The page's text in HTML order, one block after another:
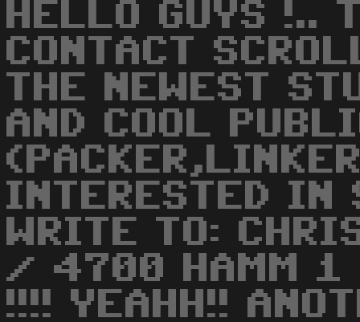
HELLO GUYS !..
CONTACT
THE NEWEST
AND COOL
INTERESTED IN
WRITE TO:
/ 4700 HAMM 1
!!!! YEAHH!!